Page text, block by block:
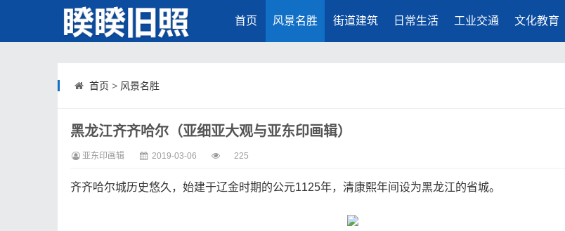
首页 风景名胜 街道建筑 日常生活 工业交通 文化教育
首页 > 风景名胜
黑龙江齐齐哈尔（亚细亚大观与亚东印画辑）
亚东印画辑 2019-03-06 225
齐齐哈尔城历史悠久，始建于辽金时期的公元1125年，清康熙年间设为黑龙江的省城。